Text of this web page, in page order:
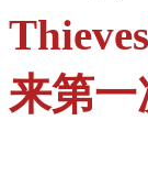
来第